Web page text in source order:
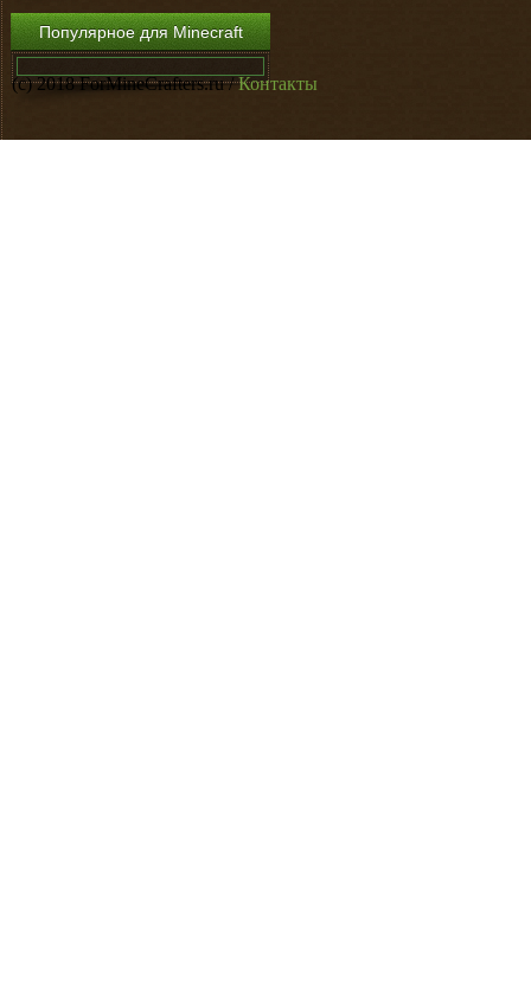
Популярное для Minecraft
(c) 2018 ForMineCrafters.ru /Контакты